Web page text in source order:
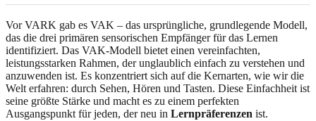
Vor VARK gab es VAK – das ursprüngliche, grundlegende Modell,
das die drei primären sensorischen Empfänger für das Lernen
identifiziert. Das VAK-Modell bietet einen vereinfachten,
leistungsstarken Rahmen, der unglaublich einfach zu verstehen und
anzuwenden ist. Es konzentriert sich auf die Kernarten, wie wir die
Welt erfahren: durch Sehen, Hören und Tasten. Diese Einfachheit ist
seine größte Stärke und macht es zu einem perfekten
Ausgangspunkt für jeden, der neu in Lernpräferenzen ist.